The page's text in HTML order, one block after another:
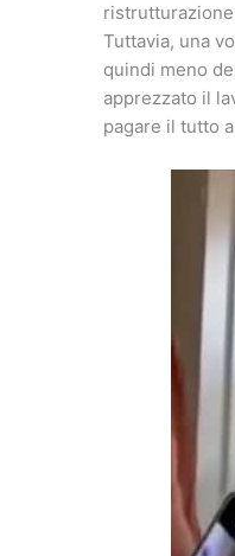
ristrutturazione
Tuttavia, una
quindi meno
apprezzato il
pagare il tutto